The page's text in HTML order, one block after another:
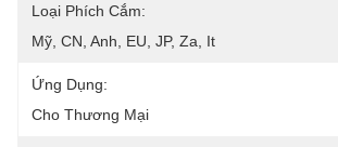
Loại Phích Cắm:
Mỹ, CN, Anh, EU, JP, Za, It
Ứng Dụng:
Cho Thương Mại